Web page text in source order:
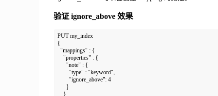
验证 ignore_above 效果
PUT my_index
{
  "mappings" : {
    "properties" : {
      "note" : {
        "type" : "keyword",
        "ignore_above": 4
      }
    }